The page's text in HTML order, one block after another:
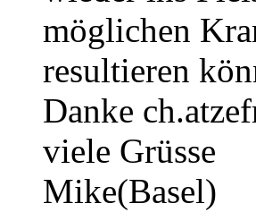
möglichen
resultieren
Danke
viele Grüsse
Mike(Basel)